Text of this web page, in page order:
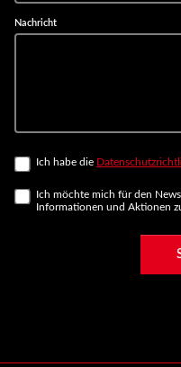
Nachricht
Ich habe die
Ich möchte mich für den
Informationen und Aktionen